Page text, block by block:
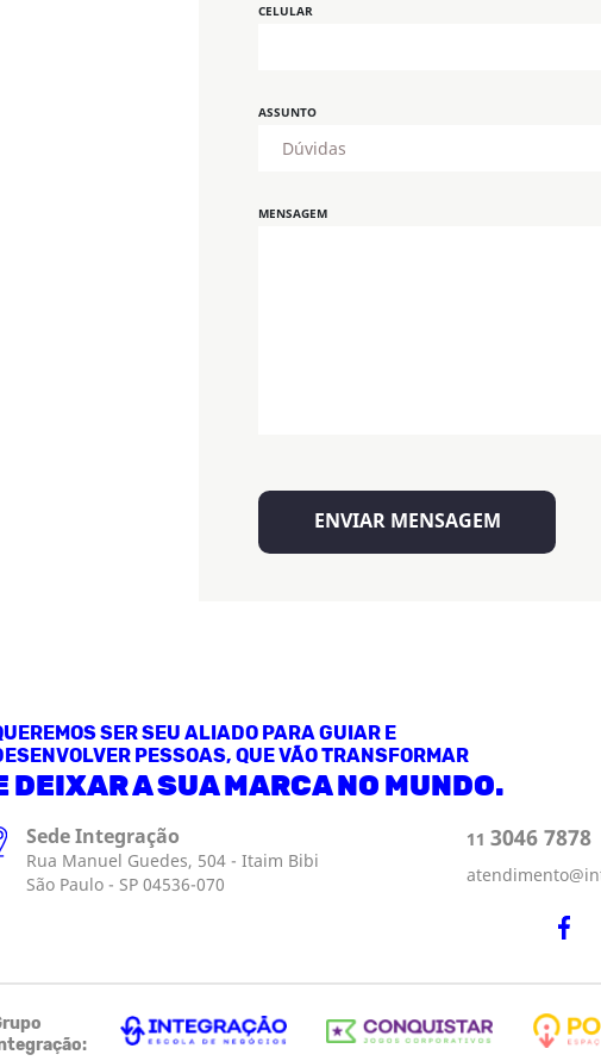
CELULAR
ASSUNTO
MENSAGEM
SER SEU ALIADO PARA GUIAR E
PESSOAS, QUE VÃO TRANSFORMAR
DEIXAR A SUA MARCA NO MUNDO.
Sede Integração
Rua Manuel Guedes, 504 - Itaim Bibi
São Paulo - SP 04536-070
11 3046 7878